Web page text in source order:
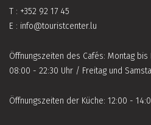
T : +352 92 17 45
E : info@touristcenter.lu
Öffnungszeiten des Cafés: Montag bis
08:00 - 22:30 Uhr / Freitag und
Öffnungszeiten der Küche: 12:00 -